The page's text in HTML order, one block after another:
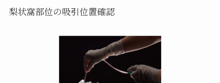
梨状窩部位の吸引位置確認